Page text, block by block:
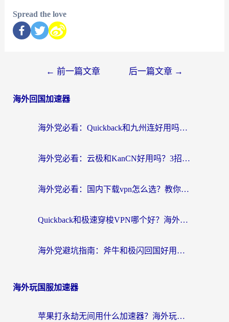
Spread the love
← 前一篇文章 后一篇文章 →
海外回国加速器
海外党必看：Quickback和九州连好用吗？3步选对回国加速器实现无缝刷国内资源
海外党必看：云极和KanCN好用吗？3招教你选对回国加速器（附免费VPN避坑指南）
海外党必看：国内下载vpn怎么选？教你无缝访问国内资源的实用指南
Quickback和极速穿梭VPN哪个好？海外党亲测3招选对回国加速器，看这篇就够了
海外党避坑指南：斧牛和极闪回国好用吗？选对加速器才能无缝刷剧玩游戏
海外玩国服加速器
苹果打永劫无间用什么加速器？海外玩家亲测有效的国服游戏加速指南